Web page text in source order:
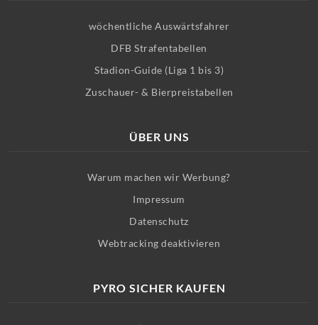
wöchentliche Auswärtsfahrer
DFB Strafentabellen
Stadion-Guide (Liga 1 bis 3)
Zuschauer- & Bierpreistabellen
ÜBER UNS
Warum machen wir Werbung?
Impressum
Datenschutz
Webtracking deaktivieren
PYRO SICHER KAUFEN